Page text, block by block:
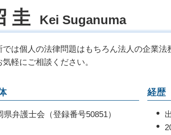
弁護士
留分
命保険 受取 人
割 まとまらない
判所 相続 調停
離婚
離婚
生 官報
理 メリットとデメリット
載る デメリット
務
メリット
生 メリット
不動
賃貸
弁護士
ェック
収 内容証明
訴訟 弁護士
護士 契約書
対応 弁護士
務 法律事務所
題 解決
圭 Kei Suganuma
では個人の法律問題はもちろん法人の企業法
気軽にご相談ください。
県弁護士会（登録番号50851）
経歴